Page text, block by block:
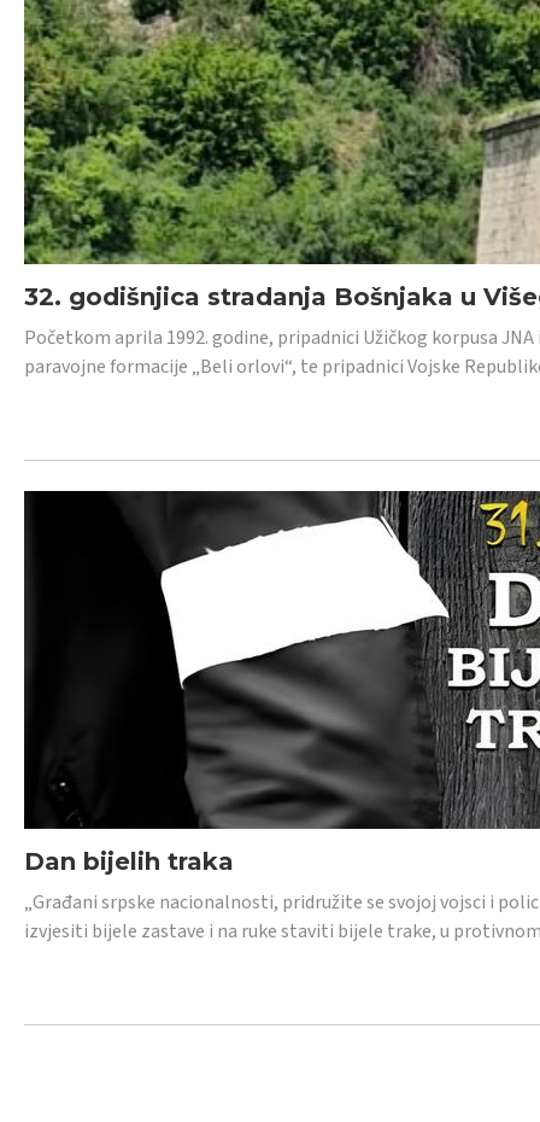
32. godišnjica stradanja Bošnjaka u
Početkom aprila 1992. godine, pripadnici Užičkog korpusa
paravojne formacije „Beli orlovi“, te pripadnici Vojske
Dan bijelih traka
„Građani srpske nacionalnosti, pridružite se svojoj vojsci i
izvjesiti bijele zastave i na ruke staviti bijele trake, u